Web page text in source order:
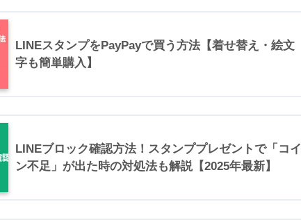
LINEスタンプをPayPayで買う方法【着せ替え・絵文
字も簡単購入】
LINEブロック確認方法！スタンププレゼントで「コイ
ン不足」が出た時の対処法も解説【2025年最新】